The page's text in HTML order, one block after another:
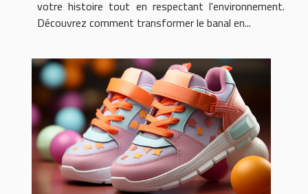
votre histoire tout en respectant l'environnement.
Découvrez comment transformer le banal en...